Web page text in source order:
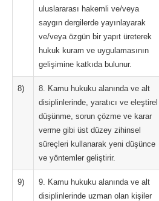
uluslararası hakemli ve/veya
saygın dergilerde yayınlayarak
ve/veya özgün bir yapıt üreterek
hukuk kuram ve uygulamasının
gelişimine katkıda bulunur.
8)
8. Kamu hukuku alanında ve alt
disiplinlerinde, yaratıcı ve eleştirel
düşünme, sorun çözme ve karar
verme gibi üst düzey zihinsel
süreçleri kullanarak yeni düşünce
ve yöntemler geliştirir.
9)
9. Kamu hukuku alanında ve alt
disiplinlerinde uzman olan kişiler